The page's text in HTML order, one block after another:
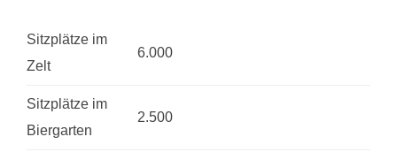
Sitzplätze im
Zelt
6.000
Sitzplätze im
Biergarten
2.500